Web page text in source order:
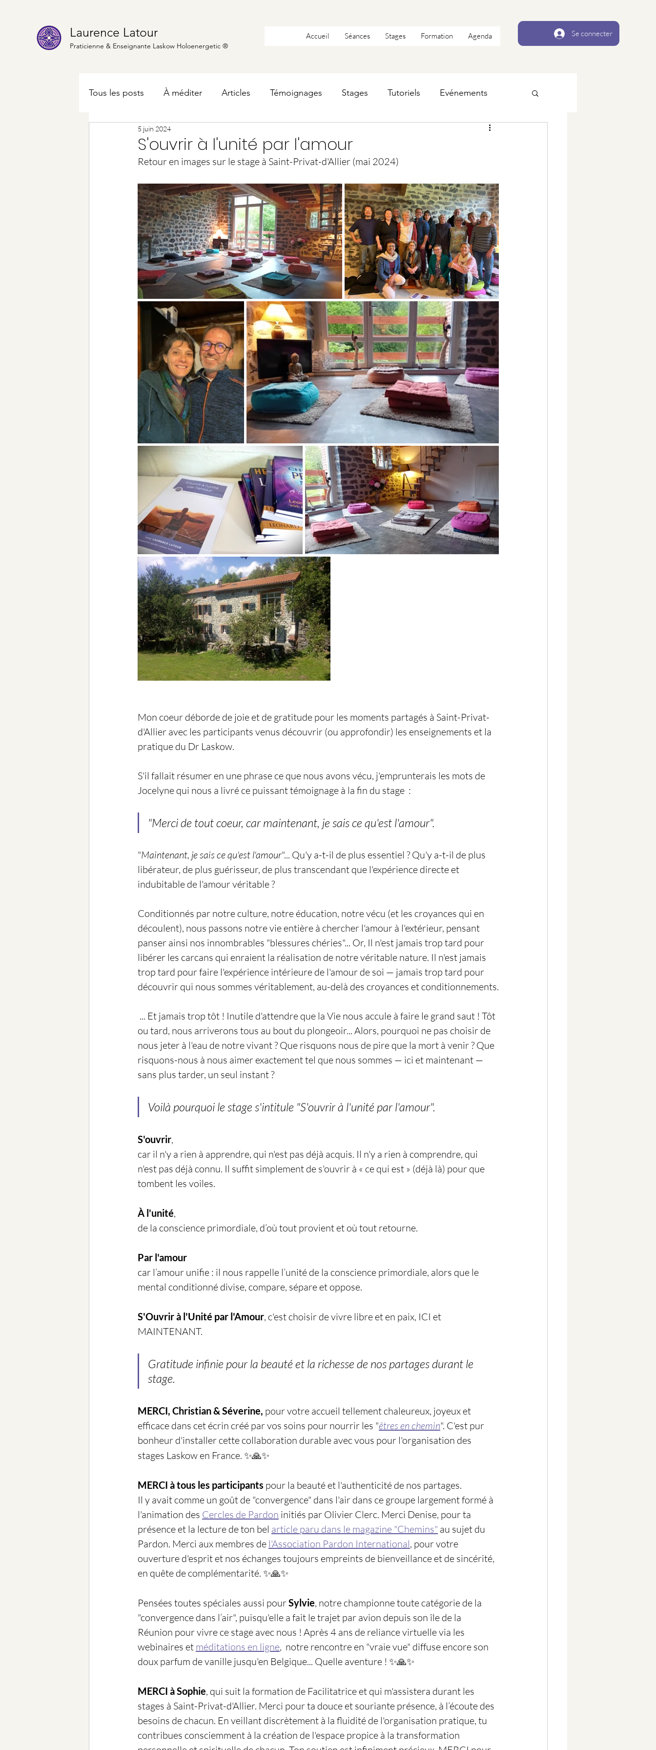
Laurence Latour
Praticienne & Enseignante Laskow Holoenergetic ®
Accueil Séances Stages Formation Agenda Se connecter
Tous les posts À méditer Articles Témoignages Stages Tutoriels Evénements
S'ouvrir à l'unité par l'amour
5 juin 2024
Retour en images sur le stage à Saint-Privat-d'Allier (mai 2024)
Mon coeur déborde de joie et de gratitude pour les moments partagés à Saint-Privat-
d'Allier avec les participants venus découvrir (ou approfondir) les enseignements et la
pratique du Dr Laskow.
S'il fallait résumer en une phrase ce que nous avons vécu, j'emprunterais les mots de
Jocelyne qui nous a livré ce puissant témoignage à la fin du stage  :
"Merci de tout coeur, car maintenant, je sais ce qu'est l'amour".
"Maintenant, je sais ce qu'est l'amour"... Qu'y a-t-il de plus essentiel ? Qu'y a-t-il de plus
libérateur, de plus guérisseur, de plus transcendant que l'expérience directe et
indubitable de l'amour véritable ?
Conditionnés par notre culture, notre éducation, notre vécu (et les croyances qui en
découlent), nous passons notre vie entière à chercher l'amour à l'extérieur, pensant
panser ainsi nos innombrables "blessures chéries"... Or, Il n'est jamais trop tard pour
libérer les carcans qui enraient la réalisation de notre véritable nature. Il n'est jamais
trop tard pour faire l'expérience intérieure de l'amour de soi — jamais trop tard pour
découvrir qui nous sommes véritablement, au-delà des croyances et conditionnements.
... Et jamais trop tôt ! Inutile d'attendre que la Vie nous accule à faire le grand saut ! Tôt
ou tard, nous arriverons tous au bout du plongeoir... Alors, pourquoi ne pas choisir de
nous jeter à l'eau de notre vivant ? Que risquons nous de pire que la mort à venir ? Que
risquons-nous à nous aimer exactement tel que nous sommes — ici et maintenant —
sans plus tarder, un seul instant ?
Voilà pourquoi le stage s'intitule "S'ouvrir à l'unité par l'amour".
S'ouvrir,
car il n'y a rien à apprendre, qui n'est pas déjà acquis. Il n'y a rien à comprendre, qui
n'est pas déjà connu. Il suffit simplement de s'ouvrir à « ce qui est » (déjà là) pour que
tombent les voiles.
À l'unité,
de la conscience primordiale, d’où tout provient et où tout retourne.
Par l'amour
car l’amour unifie : il nous rappelle l’unité de la conscience primordiale, alors que le
mental conditionné divise, compare, sépare et oppose.
S'Ouvrir à l'Unité par l'Amour, c'est choisir de vivre libre et en paix, ICI et
MAINTENANT.
Gratitude infinie pour la beauté et la richesse de nos partages durant le
stage.
MERCI, Christian & Séverine, pour votre accueil tellement chaleureux, joyeux et
efficace dans cet écrin créé par vos soins pour nourrir les "êtres en chemin". C'est pur
bonheur d'installer cette collaboration durable avec vous pour l'organisation des
stages Laskow en France. ✨🙏✨
MERCI à tous les participants pour la beauté et l'authenticité de nos partages.
Il y avait comme un goût de "convergence" dans l'air dans ce groupe largement formé à
l'animation des Cercles de Pardon initiés par Olivier Clerc. Merci Denise, pour ta
présence et la lecture de ton bel article paru dans le magazine "Chemins" au sujet du
Pardon. Merci aux membres de l'Association Pardon International, pour votre
ouverture d'esprit et nos échanges toujours empreints de bienveillance et de sincérité,
en quête de complémentarité. ✨🙏✨
Pensées toutes spéciales aussi pour Sylvie, notre championne toute catégorie de la
"convergence dans l’air", puisqu'elle a fait le trajet par avion depuis son île de la
Réunion pour vivre ce stage avec nous ! Après 4 ans de reliance virtuelle via les
webinaires et méditations en ligne,  notre rencontre en "vraie vue" diffuse encore son
doux parfum de vanille jusqu'en Belgique... Quelle aventure ! ✨🙏✨
MERCI à Sophie, qui suit la formation de Facilitatrice et qui m'assistera durant les
stages à Saint-Privat-d'Allier. Merci pour ta douce et souriante présence, à l’écoute des
besoins de chacun. En veillant discrètement à la fluidité de l'organisation pratique, tu
contribues consciemment à la création de l'espace propice à la transformation